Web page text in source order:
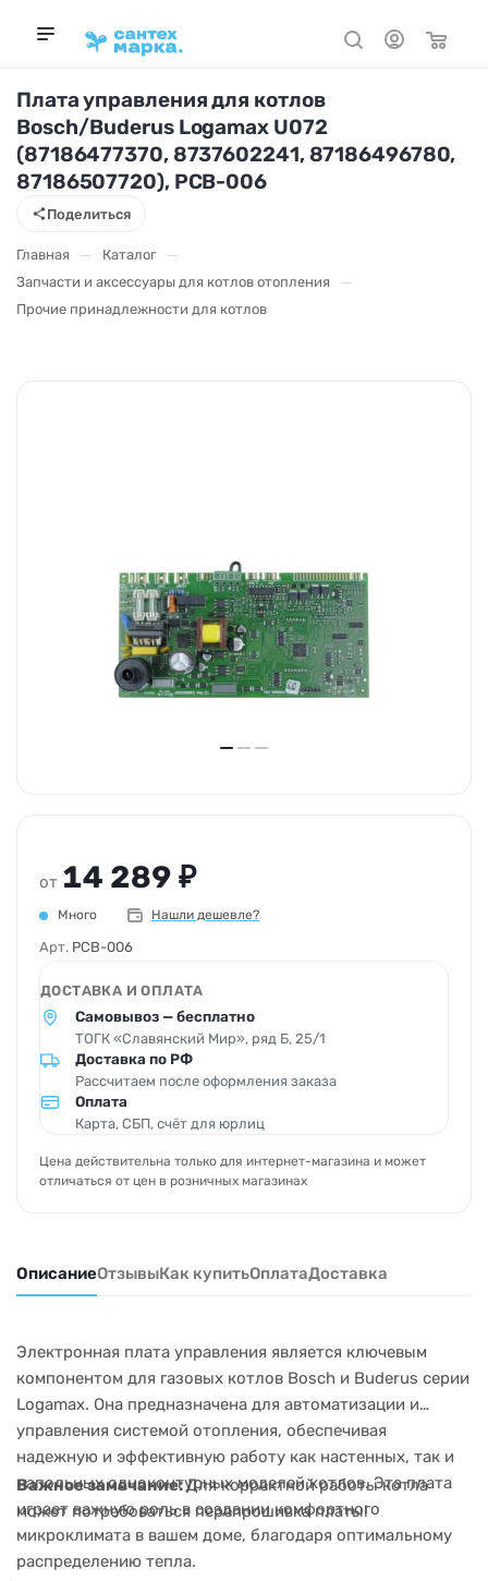
Поделиться
Плата управления для котлов
Bosch/Buderus Logamax U072
(87186477370, 8737602241, 87186496780,
87186507720), PCB-006
Главная — Каталог —
Запчасти и аксессуары для котлов отопления —
Прочие принадлежности для котлов
от 14 289 ₽
Много Нашли дешевле?
Арт. PCB-006
ДОСТАВКА И ОПЛАТА
Самовывоз — бесплатно
ТОГК «Славянский Мир», ряд Б, 25/1
Доставка по РФ
Рассчитаем после оформления заказа
Оплата
Карта, СБП, счёт для юрлиц
Цена действительна только для интернет-магазина и может
отличаться от цен в розничных магазинах
ОписаниеОтзывыКак купитьОплатаДоставка
Электронная плата управления является ключевым
компонентом для газовых котлов Bosch и Buderus серии
Logamax. Она предназначена для автоматизации и
управления системой отопления, обеспечивая
надежную и эффективную работу как настенных, так и
напольных одноконтурных моделей котлов. Эта плата
играет важную роль в создании комфортного
микроклимата в вашем доме, благодаря оптимальному
распределению тепла.
Важное замечание:Для корректной работы котла
может потребоваться перепрошивка платы!